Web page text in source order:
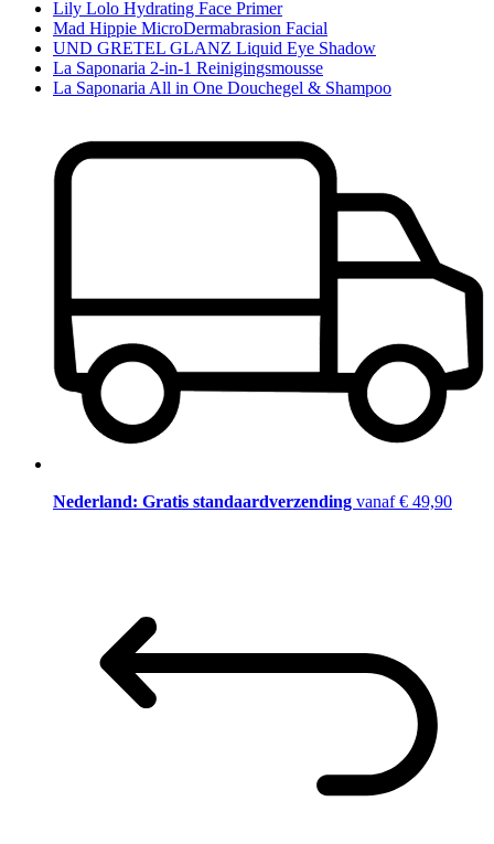
Lily Lolo Hydrating Face Primer
Mad Hippie MicroDermabrasion Facial
UND GRETEL GLANZ Liquid Eye Shadow
La Saponaria 2-in-1 Reinigingsmousse
La Saponaria All in One Douchegel & Shampoo
Nederland: Gratis standaardverzending vanaf € 49,90